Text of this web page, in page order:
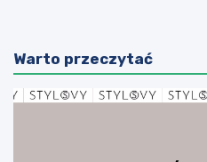
Warto przeczytać